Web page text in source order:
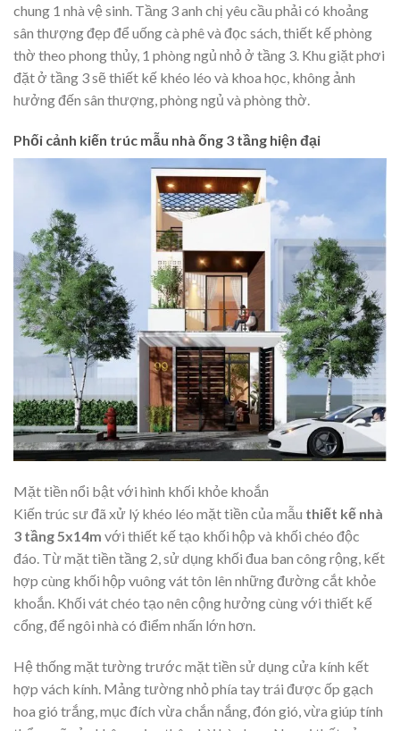
chung 1 nhà vệ sinh. Tầng 3 anh chị yêu cầu phải có khoảng
sân thượng đẹp để uống cà phê và đọc sách, thiết kế phòng
thờ theo phong thủy, 1 phòng ngủ nhỏ ở tầng 3. Khu giặt phơi
đặt ở tầng 3 sẽ thiết kế khéo léo và khoa học, không ảnh
hưởng đến sân thượng, phòng ngủ và phòng thờ.
Phối cảnh kiến trúc mẫu nhà ống 3 tầng hiện đại
Mặt tiền nổi bật với hình khối khỏe khoắn
Kiến trúc sư đã xử lý khéo léo mặt tiền của mẫu thiết kế nhà
3 tầng 5x14m với thiết kế tạo khối hộp và khối chéo độc
đáo. Từ mặt tiền tầng 2, sử dụng khối đua ban công rộng, kết
hợp cùng khối hộp vuông vát tôn lên những đường cắt khỏe
khoắn. Khối vát chéo tạo nên cộng hưởng cùng với thiết kế
cổng, để ngôi nhà có điểm nhấn lớn hơn.
Hệ thống mặt tường trước mặt tiền sử dụng cửa kính kết
hợp vách kính. Mảng tường nhỏ phía tay trái được ốp gạch
hoa gió trắng, mục đích vừa chắn nắng, đón gió, vừa giúp tính